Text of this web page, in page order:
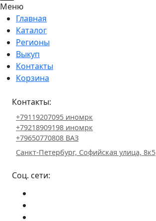
Меню
Главная
Каталог
Регионы
Выкуп
Контакты
Корзина
Контакты:
+79119207095 иномрк
+79218909198 иномрк
+79650770808 ВАЗ
Санкт-Петербург, Софийская улица, 8к5
Соц. сети: